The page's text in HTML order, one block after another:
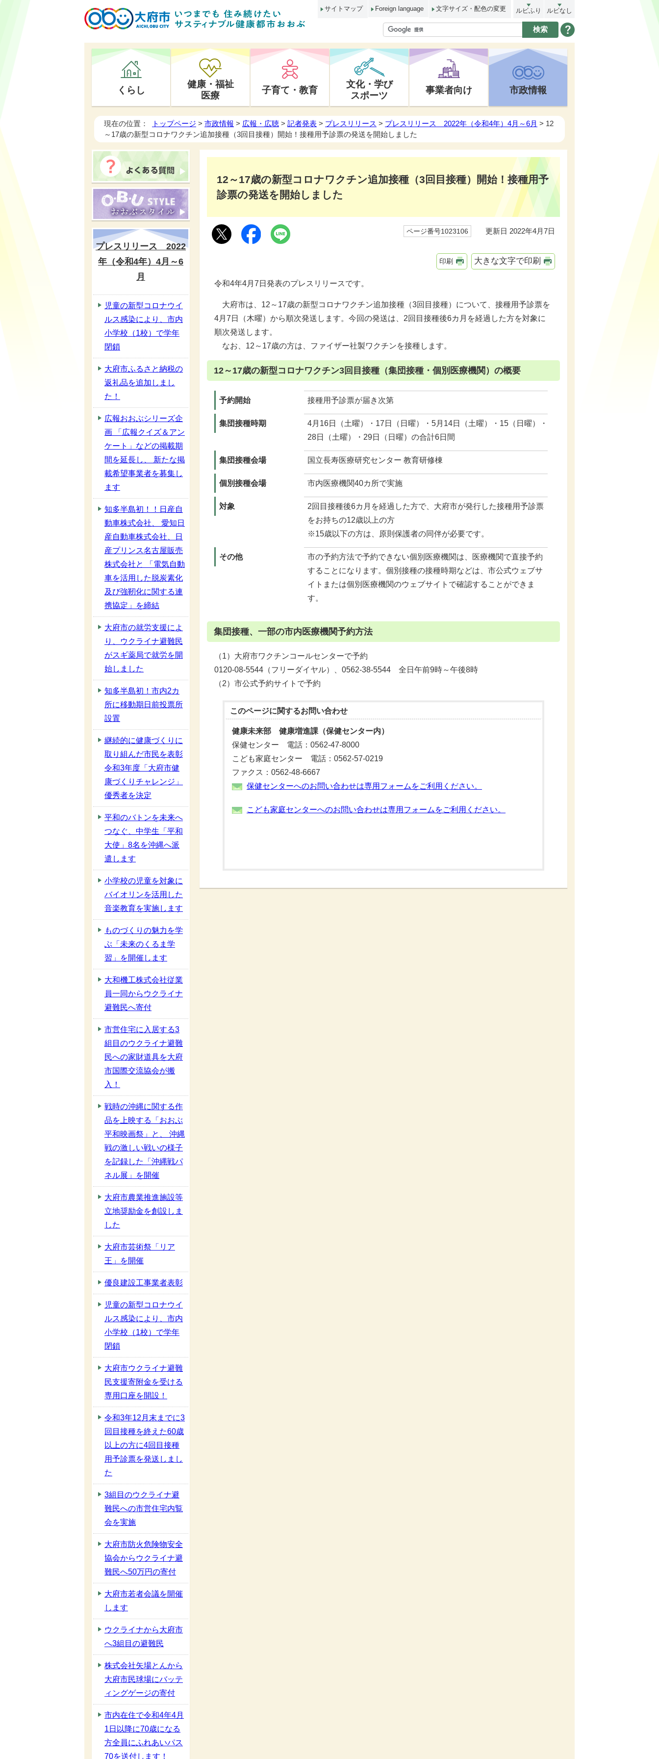
サイトマップ Foreign language 文字サイズ・配色の変更 ルビふり ルビなし
くらし
健康・福祉
医療
子育て・教育
文化・学び
スポーツ
事業者向け 市政情報
現在の位置： トップページ > 市政情報 > 広報・広聴 > 記者発表 > プレスリリース > プレスリリース 2022年（令和4年）4月～6月 > 12
～17歳の新型コロナワクチン追加接種（3回目接種）開始！接種用予診票の発送を開始しました
12～17歳の新型コロナワクチン追加接種（3回目接種）開始！接種用予
診票の発送を開始しました
ページ番号1023106 更新日 2022年4月7日
印刷 大きな文字で印刷
令和4年4月7日発表のプレスリリースです。
大府市は、12～17歳の新型コロナワクチン追加接種（3回目接種）について、接種用予診票を
4月7日（木曜）から順次発送します。今回の発送は、2回目接種後6カ月を経過した方を対象に
順次発送します。
なお、12～17歳の方は、ファイザー社製ワクチンを接種します。
12～17歳の新型コロナワクチン3回目接種（集団接種・個別医療機関）の概要
予約開始 接種用予診票が届き次第
集団接種時期
4月16日（土曜）・17日（日曜）・5月14日（土曜）・15（日曜）・
28日（土曜）・29日（日曜）の合計6日間
集団接種会場 国立長寿医療研究センター 教育研修棟
個別接種会場 市内医療機関40カ所で実施
対象
2回目接種後6カ月を経過した方で、大府市が発行した接種用予診票
をお持ちの12歳以上の方
※15歳以下の方は、原則保護者の同伴が必要です。
その他
市の予約方法で予約できない個別医療機関は、医療機関で直接予約
することになります。個別接種の接種時期などは、市公式ウェブサ
イトまたは個別医療機関のウェブサイトで確認することができま
す。
集団接種、一部の市内医療機関予約方法
（1）大府市ワクチンコールセンターで予約
0120-08-5544（フリーダイヤル）、0562-38-5544 全日午前9時～午後8時
（2）市公式予約サイトで予約
このページに関するお問い合わせ
健康未来部 健康増進課（保健センター内）
保健センター 電話：0562-47-8000
こども家庭センター 電話：0562-57-0219
ファクス：0562-48-6667
保健センターへのお問い合わせは専用フォームをご利用ください。
こども家庭センターへのお問い合わせは専用フォームをご利用ください。
プレスリリース 2022
年（令和4年）4月～6
月
児童の新型コロナウイ
ルス感染により、市内
小学校（1校）で学年
閉鎖
大府市ふるさと納税の
返礼品を追加しまし
た！
広報おおぶシリーズ企
画 「広報クイズ＆アン
ケート」などの掲載期
間を延長し、 新たな掲
載希望事業者を募集し
ます
知多半島初！！日産自
動車株式会社、 愛知日
産自動車株式会社、日
産プリンス名古屋販売
株式会社と 「電気自動
車を活用した脱炭素化
及び強靭化に関する連
携協定」を締結
大府市の就労支援によ
り、ウクライナ避難民
がスギ薬局で就労を開
始しました
知多半島初！市内2カ
所に移動期日前投票所
設置
継続的に健康づくりに
取り組んだ市民を表彰
令和3年度「大府市健
康づくりチャレンジ」
優秀者を決定
平和のバトンを未来へ
つなぐ、中学生「平和
大使」8名を沖縄へ派
遣します
小学校の児童を対象に
バイオリンを活用した
音楽教育を実施します
ものづくりの魅力を学
ぶ「未来のくるま学
習」を開催します
大和機工株式会社従業
員一同からウクライナ
避難民へ寄付
市営住宅に入居する3
組目のウクライナ避難
民への家財道具を大府
市国際交流協会が搬
入！
戦時の沖縄に関する作
品を上映する「おおぶ
平和映画祭」と、 沖縄
戦の激しい戦いの様子
を記録した「沖縄戦パ
ネル展」を開催
大府市農業推進施設等
立地奨励金を創設しま
した
大府市芸術祭「リア
王」を開催
優良建設工事業者表彰
児童の新型コロナウイ
ルス感染により、市内
小学校（1校）で学年
閉鎖
大府市ウクライナ避難
民支援寄附金を受ける
専用口座を開設！
令和3年12月末までに3
回目接種を終えた60歳
以上の方に4回目接種
用予診票を発送しまし
た
3組目のウクライナ避
難民への市営住宅内覧
会を実施
大府市防火危険物安全
協会からウクライナ避
難民へ50万円の寄付
大府市若者会議を開催
します
ウクライナから大府市
へ3組目の避難民
株式会社矢場とんから
大府市民球場にバッテ
ィングゲージの寄付
市内在住で令和4年4月
1日以降に70歳になる
方全員にふれあいパス
70を送付します！